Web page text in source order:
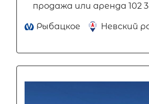
продажа или аренда 102
Рыбацкое Невский